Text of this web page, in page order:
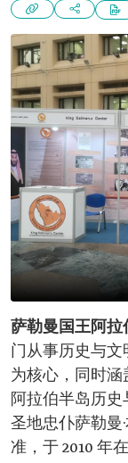
萨勒曼国王阿
门从事历史与
为核心，同时
阿拉伯半岛历
圣地忠仆萨勒曼
准，于 2010 年